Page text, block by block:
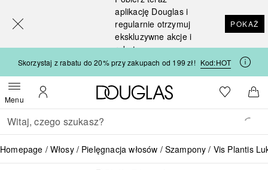
aplikację Douglas i
regularnie otrzymuj
ekskluzywne akcje i
rabaty
POKAŻ
Skorzystaj z rabatu do 20% przy zakupach od 199 zł! Kod:HOT
MenuOtwórz menuMoje konto
Strona główna Douglas
Do listyDo
Wracać
Wykonaj wyszukiwanie
Homepage Włosy Pielęgnacja włosów Szampony Vis Plantis
[navigation.slideout.screenreader]